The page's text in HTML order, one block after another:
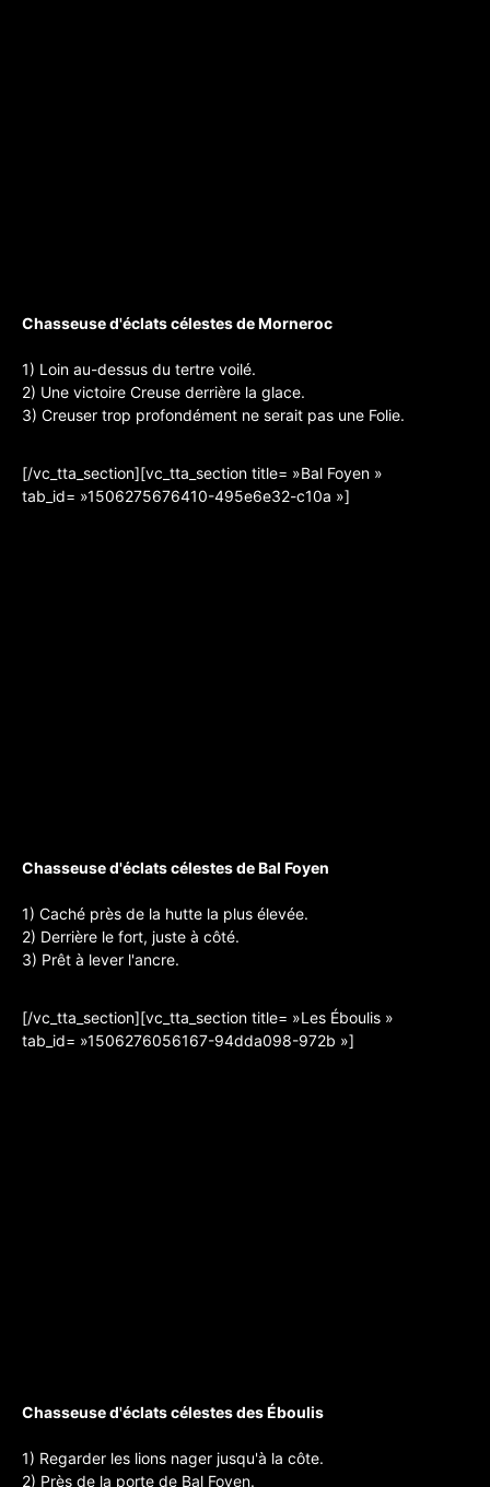
Chasseuse d'éclats célestes de Morneroc
1) Loin au-dessus du tertre voilé.
2) Une victoire Creuse derrière la glace.
3) Creuser trop profondément ne serait pas une Folie.
[/vc_tta_section][vc_tta_section title= »Bal Foyen »
tab_id= »1506275676410-495e6e32-c10a »]
Chasseuse d'éclats célestes de Bal Foyen
1) Caché près de la hutte la plus élevée.
2) Derrière le fort, juste à côté.
3) Prêt à lever l'ancre.
[/vc_tta_section][vc_tta_section title= »Les Éboulis »
tab_id= »1506276056167-94dda098-972b »]
Chasseuse d'éclats célestes des Éboulis
1) Regarder les lions nager jusqu'à la côte.
2) Près de la porte de Bal Foyen.